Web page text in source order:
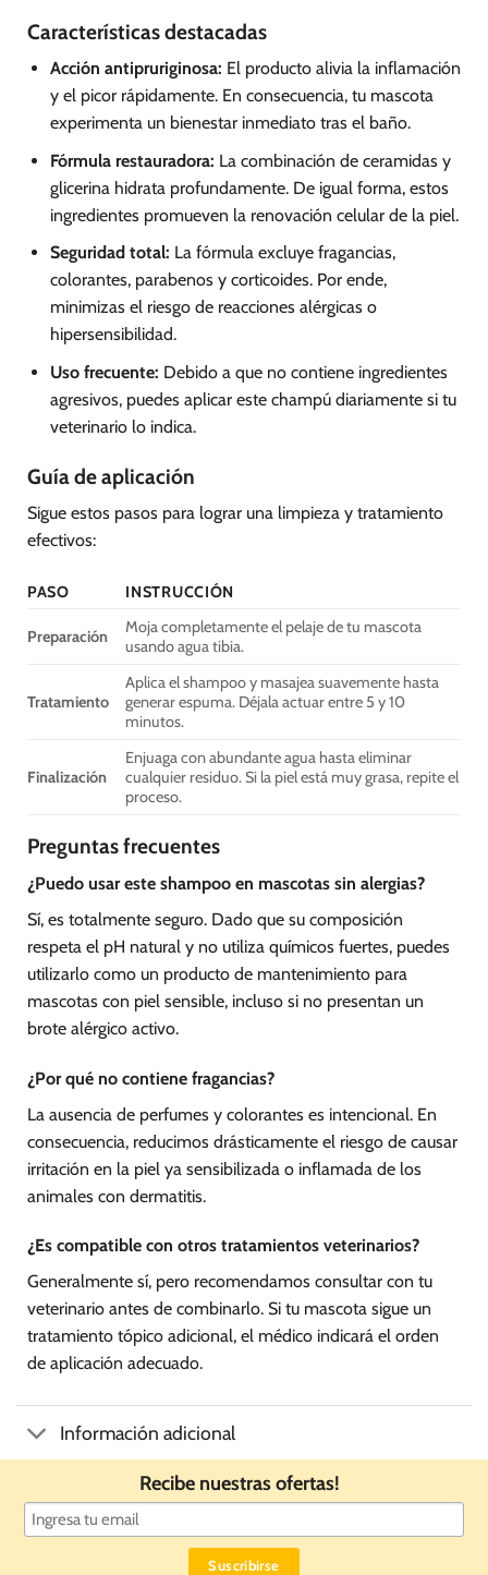
Características destacadas
Acción antipruriginosa: El producto alivia la inflamación
y el picor rápidamente. En consecuencia, tu mascota
experimenta un bienestar inmediato tras el baño.
Fórmula restauradora: La combinación de ceramidas y
glicerina hidrata profundamente. De igual forma, estos
ingredientes promueven la renovación celular de la piel.
Seguridad total: La fórmula excluye fragancias,
colorantes, parabenos y corticoides. Por ende,
minimizas el riesgo de reacciones alérgicas o
hipersensibilidad.
Uso frecuente: Debido a que no contiene ingredientes
agresivos, puedes aplicar este champú diariamente si tu
veterinario lo indica.
Guía de aplicación
Sigue estos pasos para lograr una limpieza y tratamiento
efectivos:
PASO INSTRUCCIÓN
Preparación
Moja completamente el pelaje de tu mascota
usando agua tibia.
Tratamiento
Aplica el shampoo y masajea suavemente hasta
generar espuma. Déjala actuar entre 5 y 10
minutos.
Finalización
Enjuaga con abundante agua hasta eliminar
cualquier residuo. Si la piel está muy grasa, repite el
proceso.
Preguntas frecuentes
¿Puedo usar este shampoo en mascotas sin alergias?
Sí, es totalmente seguro. Dado que su composición
respeta el pH natural y no utiliza químicos fuertes, puedes
utilizarlo como un producto de mantenimiento para
mascotas con piel sensible, incluso si no presentan un
brote alérgico activo.
¿Por qué no contiene fragancias?
La ausencia de perfumes y colorantes es intencional. En
consecuencia, reducimos drásticamente el riesgo de causar
irritación en la piel ya sensibilizada o inflamada de los
animales con dermatitis.
¿Es compatible con otros tratamientos veterinarios?
Generalmente sí, pero recomendamos consultar con tu
veterinario antes de combinarlo. Si tu mascota sigue un
tratamiento tópico adicional, el médico indicará el orden
de aplicación adecuado.
Información adicional
Recibe nuestras ofertas!